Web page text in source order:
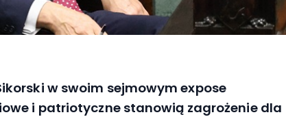
w swoim sejmowym expose
i patriotyczne stanowią zagrożenie dla